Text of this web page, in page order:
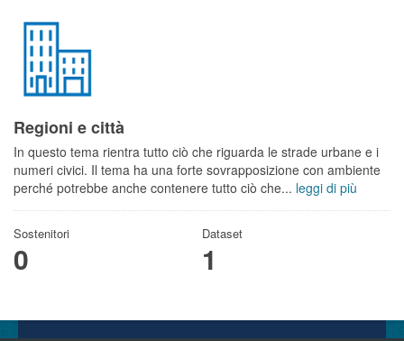
Regioni e città
In questo tema rientra tutto ciò che riguarda le strade urbane e i
numeri civici. Il tema ha una forte sovrapposizione con ambiente
perché potrebbe anche contenere tutto ciò che... leggi di più
Sostenitori
0
Dataset
1